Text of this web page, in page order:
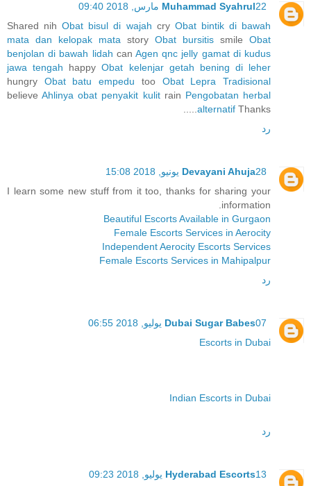
Muhammad Syahrul22 مارس, 2018 09:40
Shared nihObat bisul di wajah cry Obat bintik di bawah
mata dan kelopak mata story Obat bursitis smile Obat
benjolan di bawah lidah canAgen qnc jelly gamat di kudus
jawa tengah happyObat kelenjar getah bening di leher
hungry Obat batu empedu too Obat Lepra Tradisional
believeAhlinya obat penyakit kulitrain Pengobatan herbal
alternatif Thanks.....
رد
Devayani Ahuja28 يونيو, 2018 15:08
I learn some new stuff from it too, thanks for sharing your
information.
Beautiful Escorts Available in Gurgaon
Female Escorts Services in Aerocity
Independent Aerocity Escorts Services
Female Escorts Services in Mahipalpur
رد
Dubai Sugar Babes07 يوليو, 2018 06:55
Escorts in Dubai
Indian Escorts in Dubai
رد
Hyderabad Escorts13 يوليو, 2018 09:23